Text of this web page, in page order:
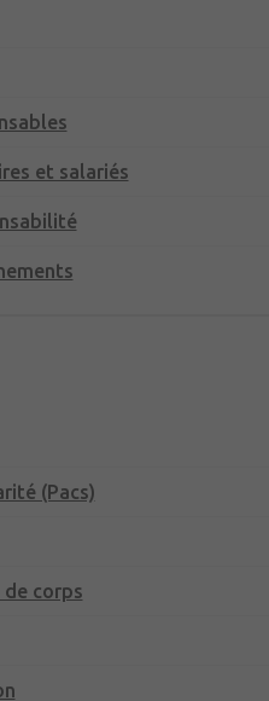
et salariés
(Pacs)
de corps